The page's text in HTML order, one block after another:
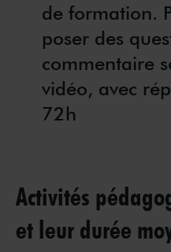
de formation.
poser des
commentaire
vidéo, avec
72h
Activités
et leur durée